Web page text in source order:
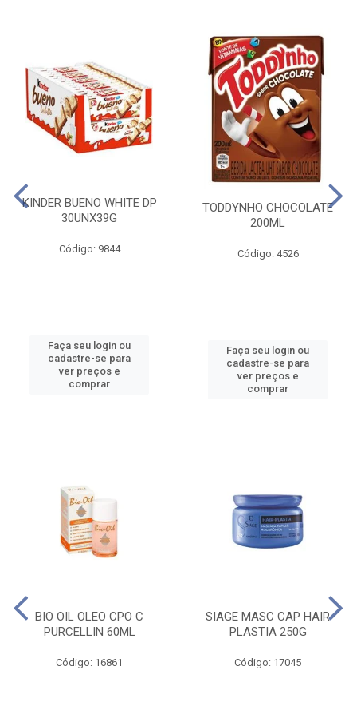
KINDER BUENO WHITE DP
30UNX39G
Código: 9844
Faça seu login ou
cadastre-se para
ver preços e
comprar
TODDYNHO CHOCOLATE
200ML
Código: 4526
Faça seu login ou
cadastre-se para
ver preços e
comprar
BIO OIL OLEO CPO C
PURCELLIN 60ML
Código: 16861
SIAGE MASC CAP HAIR
PLASTIA 250G
Código: 17045